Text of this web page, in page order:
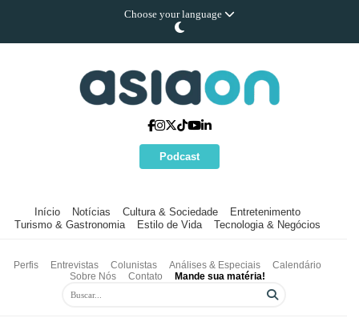
Choose your language
Podcast
Início Notícias Cultura & Sociedade
Entretenimento
Turismo & Gastronomia
Estilo de Vida Tecnologia & Negócios
Perfis Entrevistas Colunistas Análises & Especiais
Calendário
Sobre Nós
Contato Mande sua matéria!